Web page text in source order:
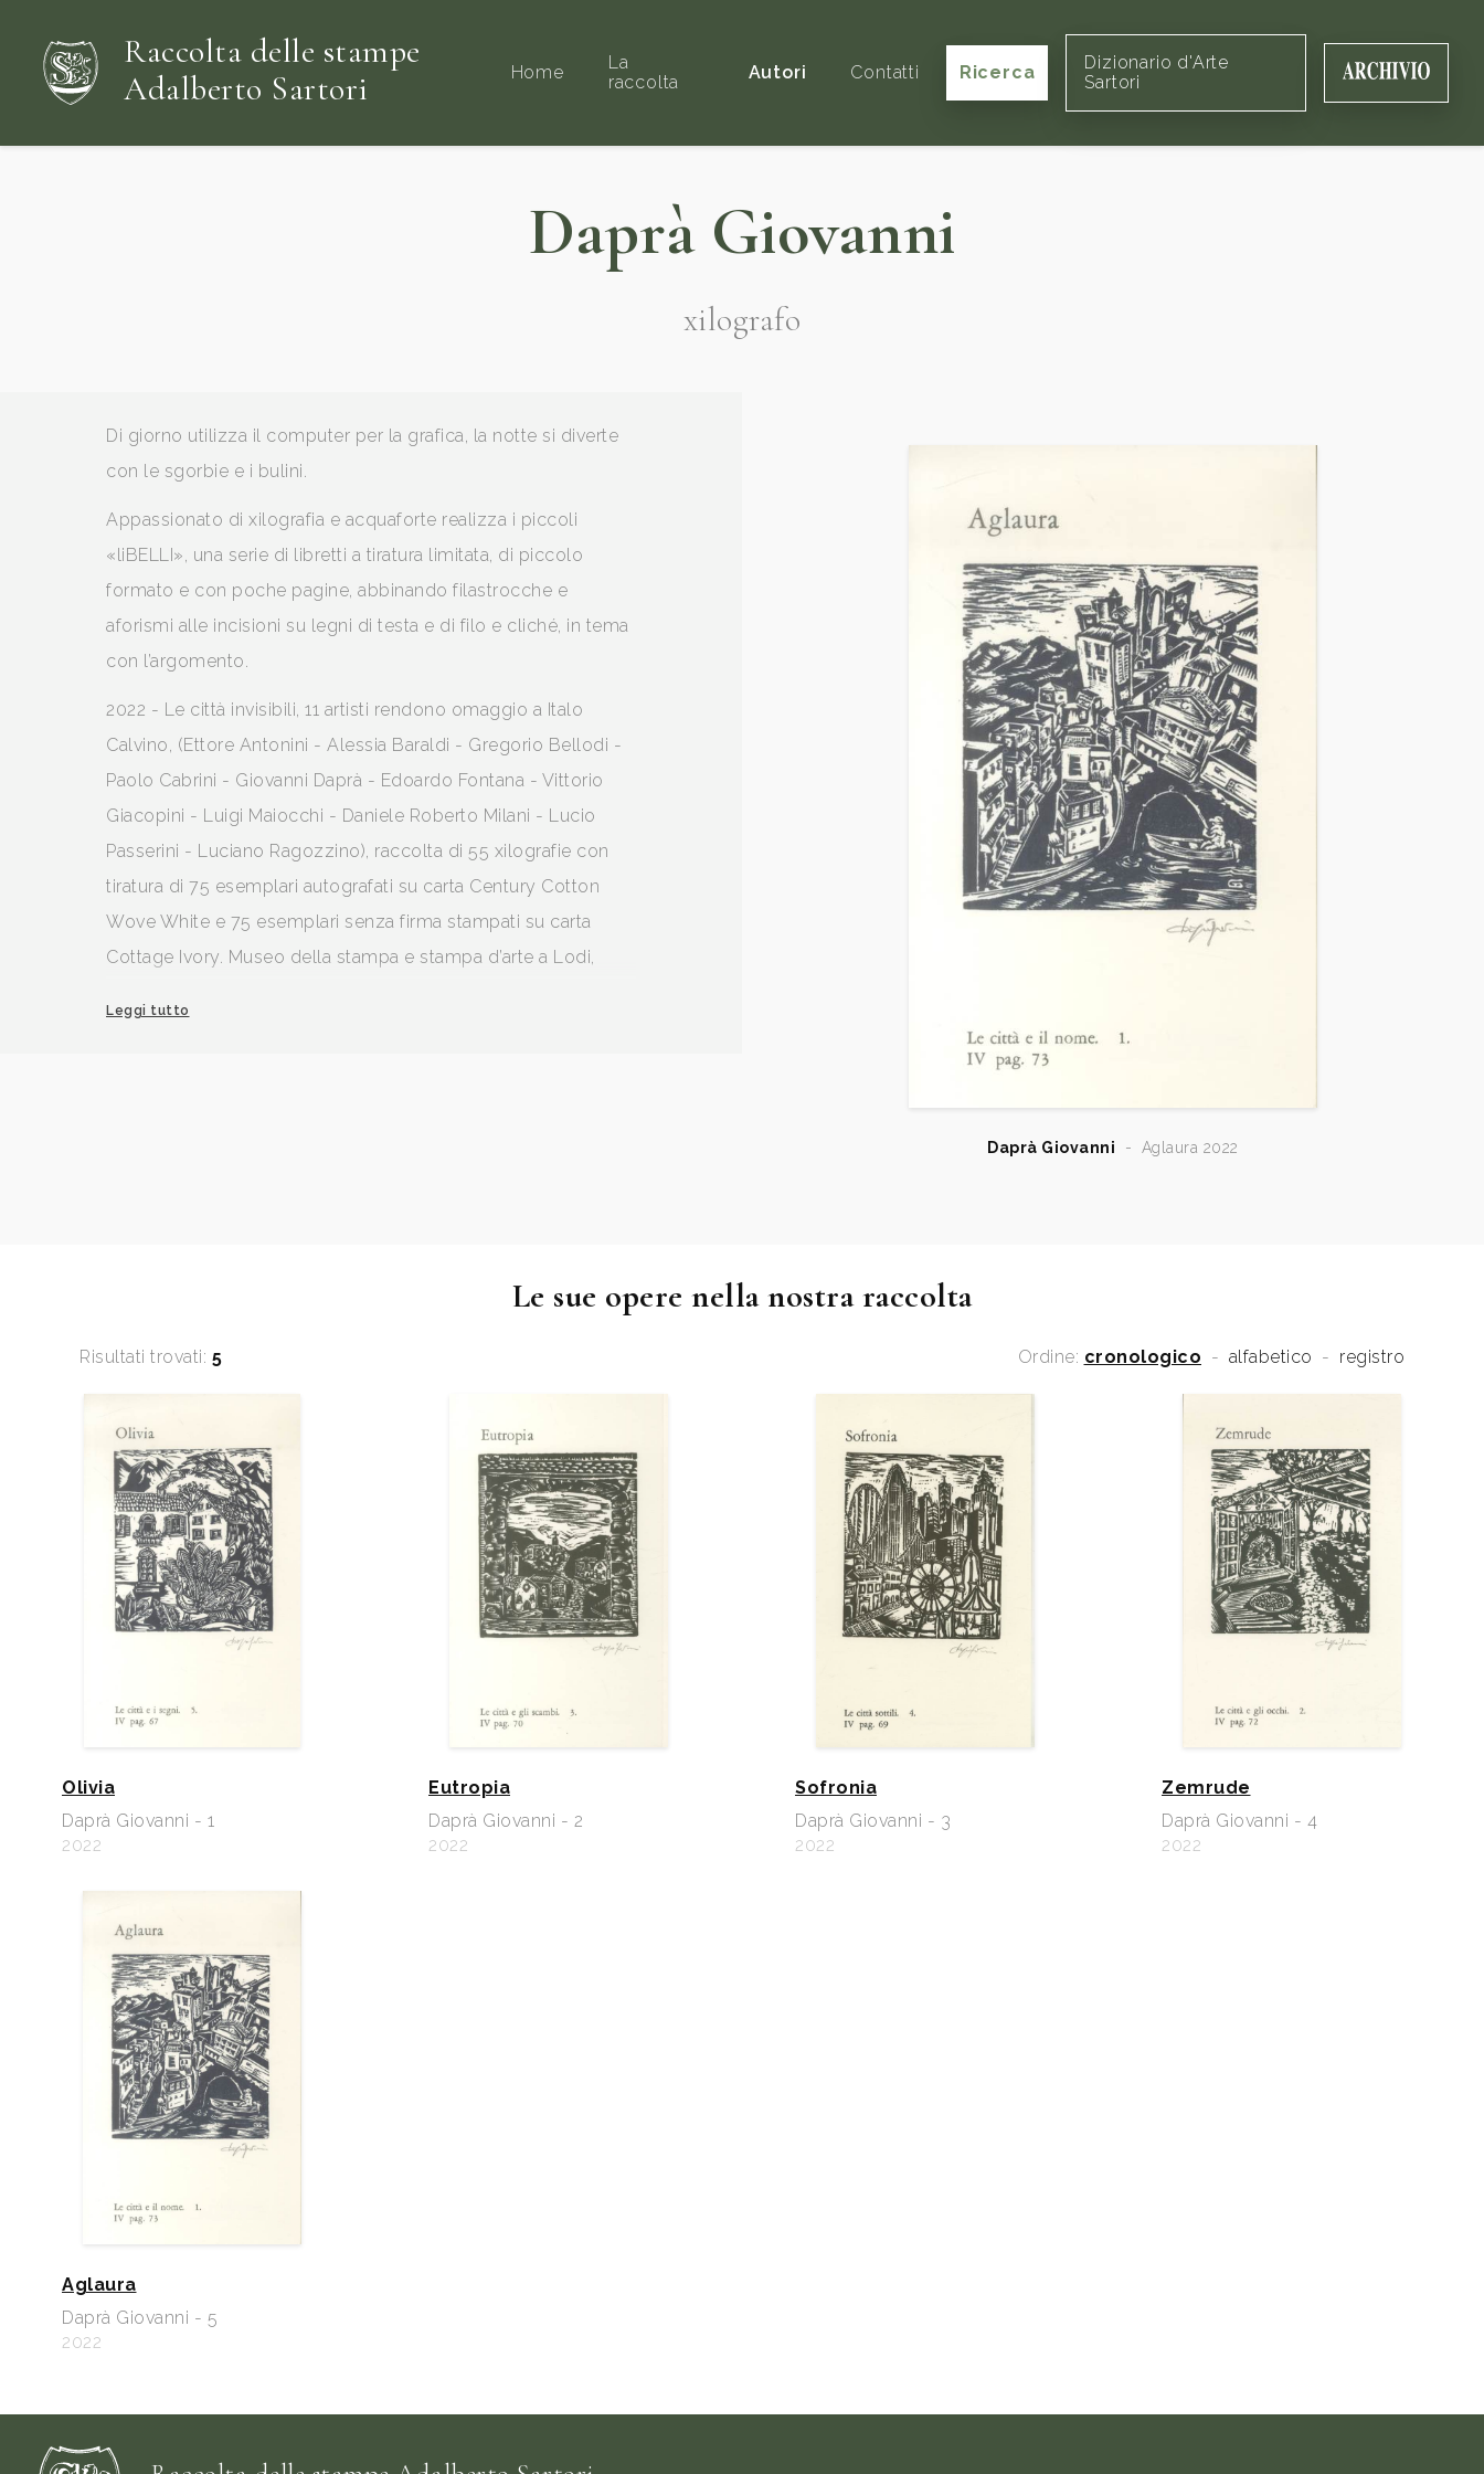
Raccolta delle stampe
Adalberto Sartori
Home
La
raccolta
Autori Contatti Ricerca
Dizionario d'Arte
Sartori
Daprà Giovanni
xilografo
Di giorno utilizza il computer per la grafica, la notte si diverte
con le sgorbie e i bulini.
Appassionato di xilografia e acquaforte realizza i piccoli
«liBELLI», una serie di libretti a tiratura limitata, di piccolo
formato e con poche pagine, abbinando filastrocche e
aforismi alle incisioni su legni di testa e di filo e cliché, in tema
con l’argomento.
2022 - Le città invisibili, 11 artisti rendono omaggio a Italo
Calvino, (Ettore Antonini - Alessia Baraldi - Gregorio Bellodi -
Paolo Cabrini - Giovanni Daprà - Edoardo Fontana - Vittorio
Giacopini - Luigi Maiocchi - Daniele Roberto Milani - Lucio
Passerini - Luciano Ragozzino), raccolta di 55 xilografie con
tiratura di 75 esemplari autografati su carta Century Cotton
Wove White e 75 esemplari senza firma stampati su carta
Cottage Ivory. Museo della stampa e stampa d’arte a Lodi,
Leggi tutto
Daprà Giovanni - Aglaura 2022
Le sue opere nella nostra raccolta
Risultati trovati: 5 Ordine: cronologico - alfabetico - registro
Olivia
Daprà Giovanni - 1
2022
Eutropia
Daprà Giovanni - 2
2022
Sofronia
Daprà Giovanni - 3
2022
Zemrude
Daprà Giovanni - 4
2022
Aglaura
Daprà Giovanni - 5
2022